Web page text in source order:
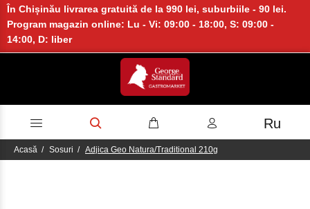
În Chișinău livrarea gratuită de la 990 lei, suburbiile - 90 lei.
Program magazin online: Lu - Vi: 09:00 - 18:00, S: 09:00 -
14:00, D: liber
Ru
Acasă Sosuri Adjica Geo Natura/Traditional 210g